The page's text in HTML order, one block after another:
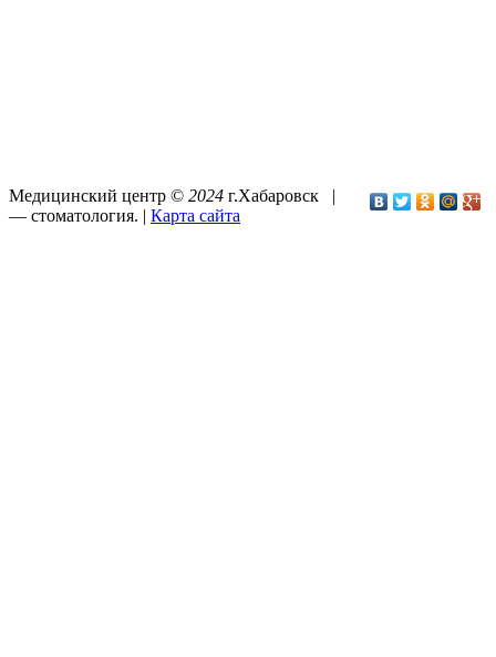
Медицинский центр © 2024 г.Хабаровск |
— стоматология. | Карта сайта